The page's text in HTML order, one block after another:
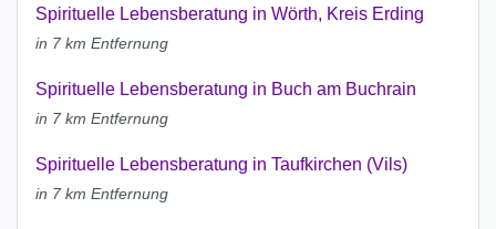
Spirituelle Lebensberatung in Wörth, Kreis Erding
in 7 km Entfernung
Spirituelle Lebensberatung in Buch am Buchrain
in 7 km Entfernung
Spirituelle Lebensberatung in Taufkirchen (Vils)
in 7 km Entfernung